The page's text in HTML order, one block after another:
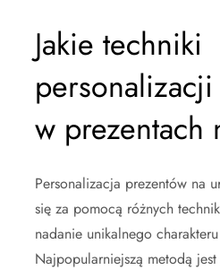
Jakie techniki
w prezentach
Personalizacja prezentów na
się za pomocą różnych
nadanie unikalnego
Najpopularniejszą metodą